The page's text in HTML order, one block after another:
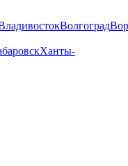
Волгоград
Ханты-